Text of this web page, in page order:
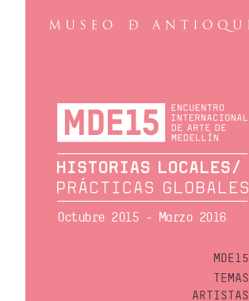
Octubre 2015 - Marzo 2016
MDE15
TEMAS
ARTISTAS